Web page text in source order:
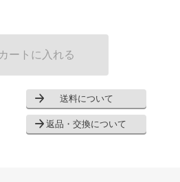
カートに入れる
送料について
返品・交換について